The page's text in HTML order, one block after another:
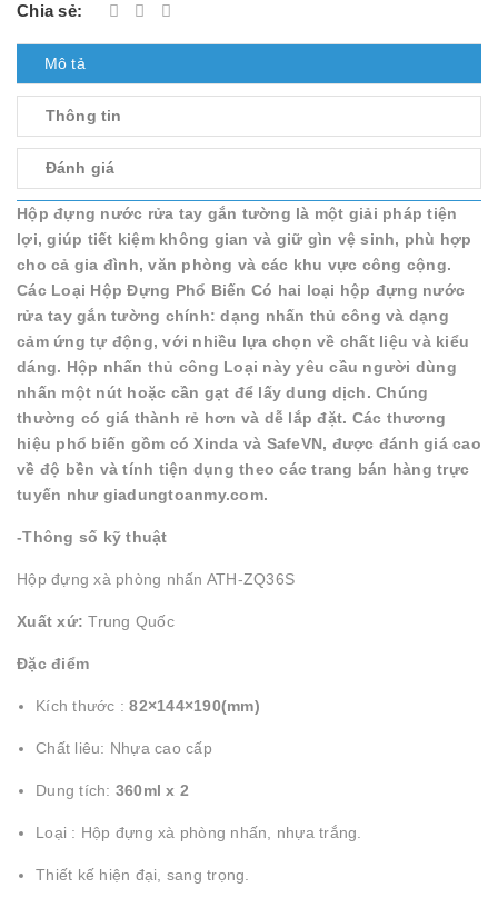
Chia sẻ:
Mô tả
Thông tin
Đánh giá
Hộp đựng nước rửa tay gắn tường là một giải pháp tiện
lợi, giúp tiết kiệm không gian và giữ gìn vệ sinh, phù hợp
cho cả gia đình, văn phòng và các khu vực công cộng.
Các Loại Hộp Đựng Phổ Biến Có hai loại hộp đựng nước
rửa tay gắn tường chính: dạng nhấn thủ công và dạng
cảm ứng tự động, với nhiều lựa chọn về chất liệu và kiểu
dáng. Hộp nhấn thủ công Loại này yêu cầu người dùng
nhấn một nút hoặc cần gạt để lấy dung dịch. Chúng
thường có giá thành rẻ hơn và dễ lắp đặt. Các thương
hiệu phổ biến gồm có Xinda và SafeVN, được đánh giá cao
về độ bền và tính tiện dụng theo các trang bán hàng trực
tuyến như giadungtoanmy.com.
-Thông số kỹ thuật
Hộp đựng xà phòng nhấn ATH-ZQ36S
Xuất xứ:Trung Quốc
Đặc điểm
Kích thước : 82×144×190(mm)
Chất liêu: Nhựa cao cấp
Dung tích: 360ml x 2
Loại : Hộp đựng xà phòng nhấn, nhựa trắng.
Thiết kế hiện đại, sang trọng.